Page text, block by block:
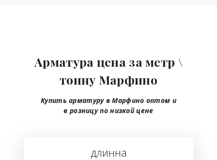
Арматура цена за метр \
тонну Марфино
Купить арматуру в Марфино оптом и
в розницупо низкой цене
длинна